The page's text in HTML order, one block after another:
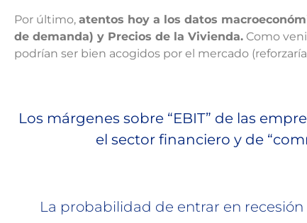
Por último, atentos hoy a los datos
de demanda) y Precios de la Vivienda. Como
podrían ser bien acogidos por el mercado
Los márgenes sobre “EBIT” de las
el sector financiero y de
La probabilidad de entrar en